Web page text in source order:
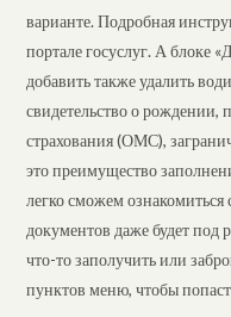
варианте. Подробная
портале госуслуг. А блоке
добавить также удалить
свидетельство о рождении,
страхования (ОМС),
это преимущество
легко сможем
документов даже будет под
что-то заполучить или
пунктов меню, чтобы